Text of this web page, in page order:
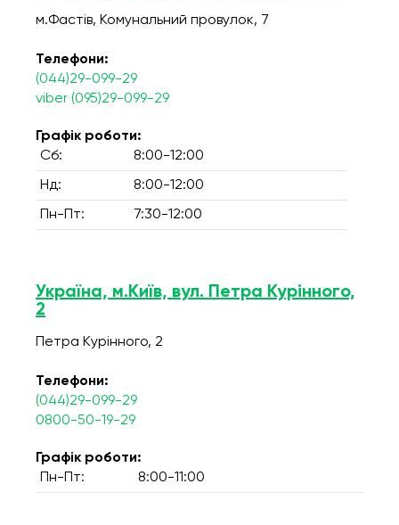
м.Фастів, Комунальний провулок, 7
Телефони:
(044)29-099-29
viber (095)29-099-29
Графік роботи:
Сб:
8:00-12:00
Нд: 8:00-12:00
Пн-Пт: 7:30-12:00
Україна, м.Київ, вул. Петра Курінного,
2
Петра Курінного, 2
Телефони:
(044)29-099-29
0800-50-19-29
Графік роботи:
Пн-Пт:
8:00-11:00